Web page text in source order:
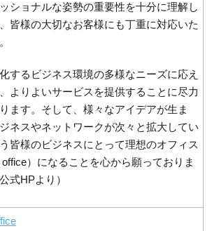
ショナルな姿勢の重要性を十分に理解し
皆様の大切なお客様にも丁重に対応いた
するビジネス環境の多様なニーズに応え
よりよいサービスを提供することに尽力
ます。そして、様々なアイデアが生ま
ネスやネットワークが次々と拡大してい
皆様のビジネスにとって理想のオフィス
office）になることを心から願っておりま
式HPより）